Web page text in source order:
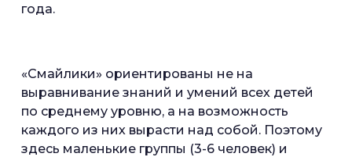
года.
«Смайлики» ориентированы не на
выравнивание знаний и умений всех детей
по среднему уровню, а на возможность
каждого из них вырасти над собой. Поэтому
здесь маленькие группы (3-6 человек) и